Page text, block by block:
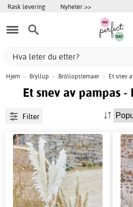
Rask levering Nyheter >>
Hjem > Bryllup > Bröllopstemaer > Et snev
Et snev av pampas
Filter